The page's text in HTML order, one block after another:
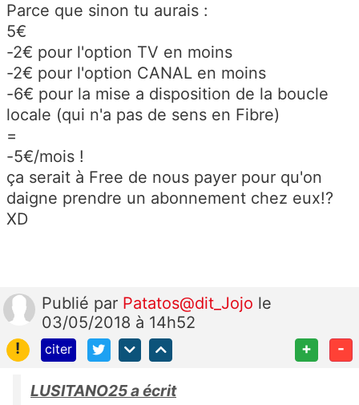
Parce que sinon tu aurais :
5€
-2€ pour l'option TV en moins
-2€ pour l'option CANAL en moins
-6€ pour la mise a disposition de la boucle
locale (qui n'a pas de sens en Fibre)
=
-5€/mois !
ça serait à Free de nous payer pour qu'on
daigne prendre un abonnement chez eux!?
XD
Publié par Patatos@dit_Jojo le
03/05/2018 à 14h52
!
citer + -
LUSITANO25 a écrit